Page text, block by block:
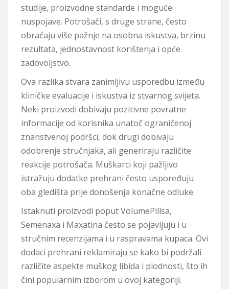
studije, proizvodne standarde i moguće
nuspojave. Potrošači, s druge strane, često
obraćaju više pažnje na osobna iskustva, brzinu
rezultata, jednostavnost korištenja i opće
zadovoljstvo.
Ova razlika stvara zanimljivu usporedbu između
kliničke evaluacije i iskustva iz stvarnog svijeta.
Neki proizvodi dobivaju pozitivne povratne
informacije od korisnika unatoč ograničenoj
znanstvenoj podršci, dok drugi dobivaju
odobrenje stručnjaka, ali generiraju različite
reakcije potrošača. Muškarci koji pažljivo
istražuju dodatke prehrani često uspoređuju
oba gledišta prije donošenja konačne odluke.
Istaknuti proizvodi poput VolumePillsa,
Semenaxa i Maxatina često se pojavljuju i u
stručnim recenzijama i u raspravama kupaca. Ovi
dodaci prehrani reklamiraju se kako bi podržali
različite aspekte muškog libida i plodnosti, što ih
čini popularnim izborom u ovoj kategoriji.